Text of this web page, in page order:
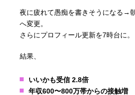
夜に疲れて愚痴を書きそうになる→
へ変更。
さらにプロフィール更新を7時台に。
結果、
いいかも受信 2.8倍
年収600〜800万帯からの接触増